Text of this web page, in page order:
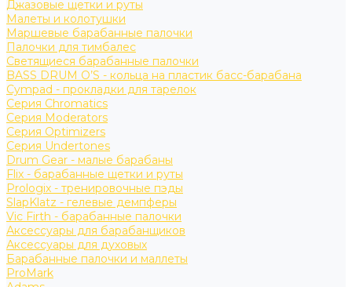
Джазовые щетки и руты
Малеты и колотушки
Маршевые барабанные палочки
Палочки для тимбалес
Светящиеся барабанные палочки
BASS DRUM O’S - кольца на пластик басс-барабана
Cympad - прокладки для тарелок
Серия Chromatics
Серия Moderators
Серия Optimizers
Серия Undertones
Drum Gear - малые барабаны
Flix - барабанные щетки и руты
Prologix - тренировочные пэды
SlapKlatz - гелевые демпферы
Vic Firth - барабанные палочки
Аксессуары для барабанщиков
Аксессуары для духовых
Барабанные палочки и маллеты
ProMark